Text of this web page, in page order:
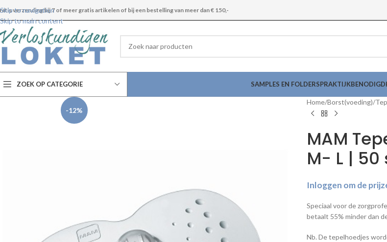
Skip to navigation
Skip to main content
verzending bij 7 of meer gratis artikelen of bij een bestelling van meer dan € 150,-
ZOEK OP CATEGORIE SAMPLES EN FOLDERS
-12%
Home Borst(voeding)
MAM
M- L | 50
Inloggen om de
Speciaal voor de
betaalt 55% minder dan
Nb. De tepelhoedjes